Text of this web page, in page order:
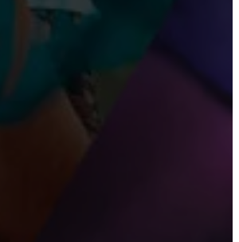
rammer din lokale boghandel
tilbud om besøg på Suset